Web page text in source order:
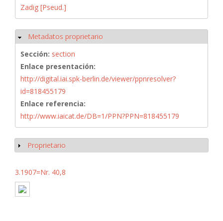
Zadig [Pseud.]
Ocultar
Metadatos proprietario
Sección: section
Enlace presentación:
http://digital.iai.spk-berlin.de/viewer/ppnresolver?
id=818455179
Enlace referencia:
http://www.iaicat.de/DB=1/PPN?PPN=818455179
Mostrar
Proprietario
3.1907=Nr. 40,8